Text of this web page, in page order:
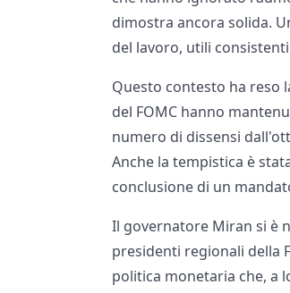
dimostra ancora solida.
del lavoro, utili
Questo contesto ha reso
del FOMC hanno
numero di dissensi
Anche la tempistica è
conclusione di un
Il governatore Miran si è
presidenti regionali della
politica monetaria che, a